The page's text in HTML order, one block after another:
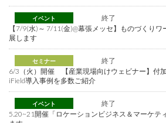
イベント
終了
【7/9(水)～ 7/11(金)@幕張メッセ】ものづくり
展します
セミナー
終了
6/3（火）開催 【産業現場向けウェビナー】付
iField導入事例を多数ご紹介
イベント
終了
5.20~21開催「ロケーションビジネス＆マーケテ